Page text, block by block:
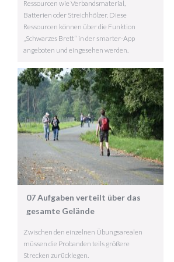
Ressourcen wie Verbandsmaterial,
Batterien oder Streichhölzer. Diese
Ressourcen können über die Funktion
„Schwarzes Brett“ in der smarter-App
angeboten und eingesehen werden.
07 Aufgaben verteilt über das
gesamte Gelände
Zwischen den einzelnen Übungsarealen
müssen die Probanden teils größere
Strecken zurücklegen.